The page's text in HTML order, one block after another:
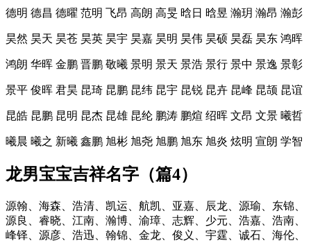
德明 德昌 德曜 范明 飞昂 高朗 高旻 晗日 晗昱 瀚玥 瀚昂 瀚彭
昊然 昊天 昊苍 昊英 昊宇 昊嘉 昊明 昊伟 昊硕 昊磊 昊东 鸿晖
鸿朗 华晖 金鹏 晋鹏 敬曦 景明 景天 景浩 景行 景中 景逸 景彰
景平 俊晖 君昊 昆琦 昆鹏 昆纬 昆宇 昆锐 昆卉 昆峰 昆颉 昆谊
昆皓 昆鹏 昆明 昆杰 昆雄 昆纶 鹏涛 鹏煊 绍晖 文昂 文景 曦哲
曦晨 曦之 新曦 鑫鹏 旭彬 旭尧 旭鹏 旭东 旭炎 炫明 宣朗 学智
龙男宝宝吉祥名字（篇4）
源翰、海森、浩清、凯运、航凯、亚嘉、辰龙、源瑜、东锦、
源良、睿晓、江南、瀚博、渝璋、志辉、少元、浩嘉、浩南、
峰铎、源彦、浩迅、翰锦、金龙、俊义、宇霆、诚石、海伦、